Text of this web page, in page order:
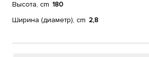
Высота, cm 180
Ширина (диаметр), cm 2,8